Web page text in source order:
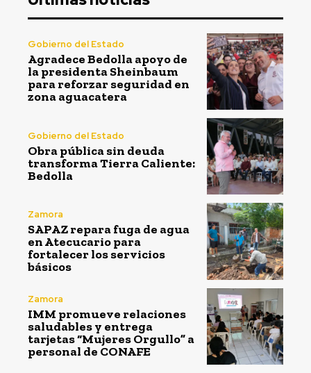
Gobierno del Estado
Agradece Bedolla apoyo de
la presidenta Sheinbaum
para reforzar seguridad en
zona aguacatera
Gobierno del Estado
Obra pública sin deuda
transforma Tierra Caliente:
Bedolla
Zamora
SAPAZ repara fuga de agua
en Atecucario para
fortalecer los servicios
básicos
Zamora
IMM promueve relaciones
saludables y entrega
tarjetas “Mujeres Orgullo” a
personal de CONAFE